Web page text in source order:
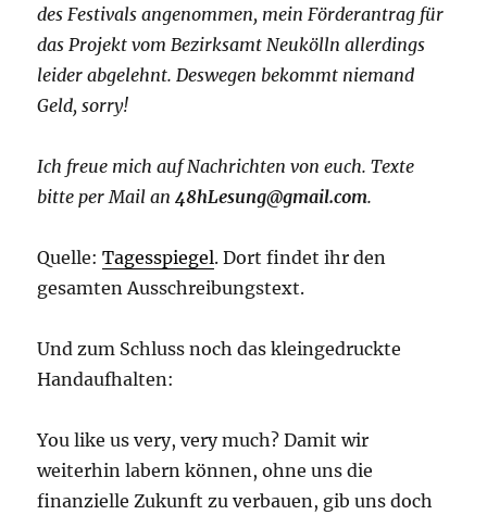
des Festivals angenommen, mein Förderantrag für
das Projekt vom Bezirksamt Neukölln allerdings
leider abgelehnt. Deswegen bekommt niemand
Geld, sorry!
Ich freue mich auf Nachrichten von euch. Texte
bitte per Mail an48hLesung@gmail.com.
Quelle:Tagesspiegel. Dort findet ihr den
gesamten Ausschreibungstext.
Und zum Schluss noch das kleingedruckte
Handaufhalten:
You like us very, very much? Damit wir
weiterhin labern können, ohne uns die
finanzielle Zukunft zu verbauen, gib uns doch